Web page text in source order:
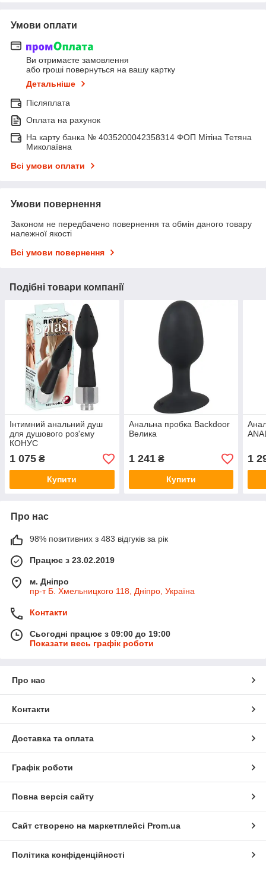
Умови оплати
Ви отримаєте замовлення
або гроші повернуться на вашу картку
Детальніше
Післяплата
Оплата на рахунок
На карту банка № 4035200042358314 ФОП Мітіна Тетяна
Миколаївна
Всі умови оплати
Умови повернення
Законом не передбачено повернення та обмін даного товару
належної якості
Всі умови повернення
Подібні товари компанії
Інтимний анальний душ
для душового роз'єму
КОНУС
1 075 ₴
Купити
Анальна пробка Backdoor
Велика
1 241₴
Купити
1
Про нас
98% позитивних з 483 відгуків за рік
Працює з 23.02.2019
м. Дніпро
пр-т Б. Хмельницкого 118, Дніпро, Україна
Контакти
Сьогодні працює з 09:00 до 19:00
Показати весь графік роботи
Про нас
Контакти
Доставка та оплата
Графік роботи
Повна версія сайту
Сайт створено на маркетплейсі Prom.ua
Політика конфіденційності